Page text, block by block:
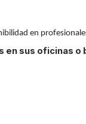
en
en sus oficinas o